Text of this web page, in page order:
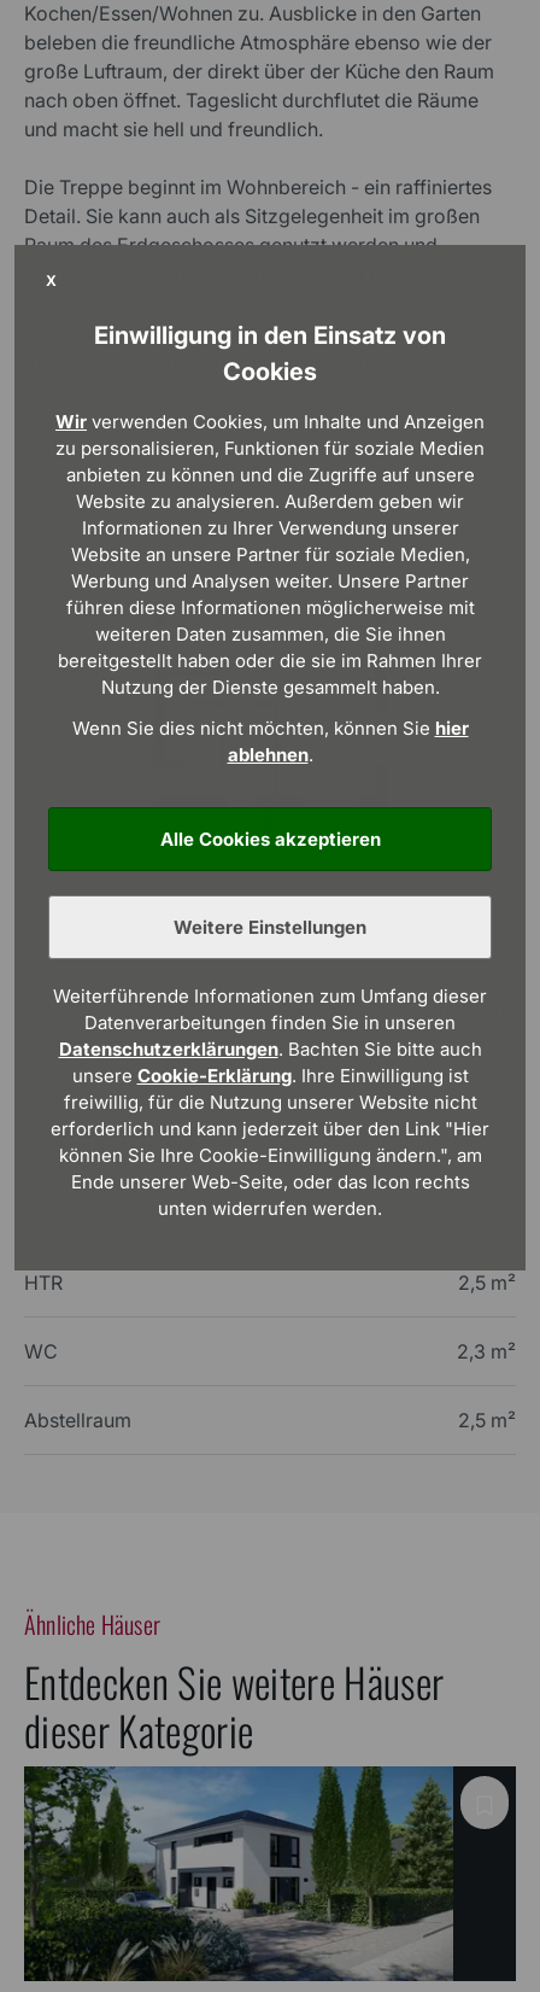
X
Einwilligung in den Einsatz von
Cookies
Wir verwenden Cookies, um Inhalte und Anzeigen
zu personalisieren, Funktionen für soziale Medien
anbieten zu können und die Zugriffe auf unsere
Website zu analysieren. Außerdem geben wir
Informationen zu Ihrer Verwendung unserer
Website an unsere Partner für soziale Medien,
Werbung und Analysen weiter. Unsere Partner
führen diese Informationen möglicherweise mit
weiteren Daten zusammen, die Sie ihnen
bereitgestellt haben oder die sie im Rahmen Ihrer
Nutzung der Dienste gesammelt haben.
Wenn Sie dies nicht möchten, können Sie hier
ablehnen.
Alle Cookies akzeptieren
Weitere Einstellungen
Weiterführende Informationen zum Umfang dieser
Datenverarbeitungen finden Sie in unseren
Datenschutzerklärungen. Bachten Sie bitte auch
unsere Cookie-Erklärung. Ihre Einwilligung ist
freiwillig, für die Nutzung unserer Website nicht
erforderlich und kann jederzeit über den Link "Hier
können Sie Ihre Cookie-Einwilligung ändern.", am
Ende unserer Web-Seite, oder das Icon rechts
unten widerrufen werden.
Kochen/Essen/Wohnen zu. Ausblicke in den Garten
beleben die freundliche Atmosphäre ebenso wie der
große Luftraum, der direkt über der Küche den Raum
nach oben öffnet. Tageslicht durchflutet die Räume
und macht sie hell und freundlich.
Die Treppe beginnt im Wohnbereich - ein raffiniertes
Detail. Sie kann auch als Sitzgelegenheit im großen
Raum des Erdgeschosses genutzt werden und
verbindet die beiden Wohnebenen auf natürliche
und in der großen Schranknische, die sich über die
gesamte Länge der Diele erstreckt. Ein Gäste-WC und
Ausstattung im Erdgeschoss ab.
Raum Wohnfläche
Gesamt 55,5 m²
Kochen/Essen/Wohnen 41,3 m²
HTR 2,5 m²
WC 2,3 m²
Abstellraum 2,5 m²
Ähnliche Häuser
Entdecken Sie weitere Häuser
dieser Kategorie